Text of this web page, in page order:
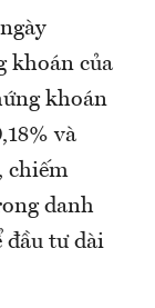
khoán của
khoán
và
chiếm
danh
đầu tư dài